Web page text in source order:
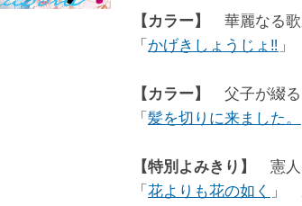
【カラー】
華麗なる歌
「 かげきしょうじょ‼
【カラー】
父子が綴る
「 髪を切りに来ました。
【特別よみきり】
憲人
「 花よりも花の如く 」